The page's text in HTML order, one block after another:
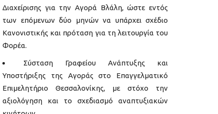
Διαχείρισης για την Αγορά Βλάλη, ώστε εντός
των επόμενων δύο μηνών να υπάρχει σχέδιο
Κανονιστικής και πρόταση για τη λειτουργία του
Φορέα.
Σύσταση Γραφείου Ανάπτυξης και
Υποστήριξης της Αγοράς στο Επαγγελματικό
Επιμελητήριο Θεσσαλονίκης, με στόχο την
αξιολόγηση και το σχεδιασμό αναπτυξιακών